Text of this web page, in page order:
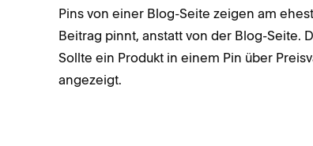
Pins von einer Blog-Seite zeigen am
Beitrag pinnt, anstatt von der Blog-Seite.
Sollte ein Produkt in einem Pin über
angezeigt.